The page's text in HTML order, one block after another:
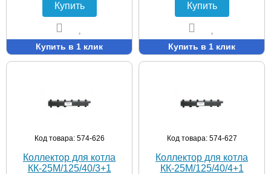
Купить
Купить в 1 клик
Купить
Купить в 1 клик
Код товара: 574-626
Коллектор для котла
КК-25M/125/40/3+1
Код товара: 574-627
Коллектор для котла
КК-25M/125/40/4+1